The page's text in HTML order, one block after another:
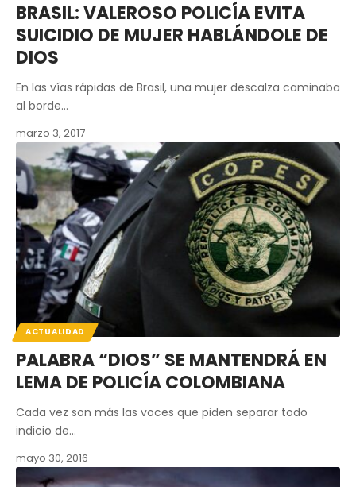
BRASIL: VALEROSO POLICÍA EVITA
SUICIDIO DE MUJER HABLÁNDOLE DE
DIOS
En las vías rápidas de Brasil, una mujer descalza caminaba
al borde…
marzo 3, 2017
ACTUALIDAD
PALABRA “DIOS” SE MANTENDRÁ EN
LEMA DE POLICÍA COLOMBIANA
Cada vez son más las voces que piden separar todo
indicio de…
mayo 30, 2016